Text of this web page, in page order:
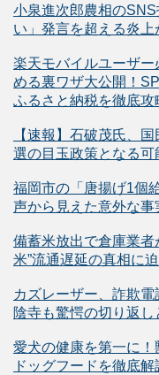
小泉進次郎農相の
い」発言を超える炎上
楽天モバイルユーザ
める裏ワザ大公開！
ふるさと納税を徹底攻
【速報】石破茂氏、
選の目玉政策となる可
福岡市の「唐揚げ1個
声から見えた意外な事
備蓄米放出で倉庫業者
米”流通遅延の真相に
カズレーザー、詐欺
陰寺も驚愕の切り返し
愛犬の健康を第一に
ドッグフードを徹底解